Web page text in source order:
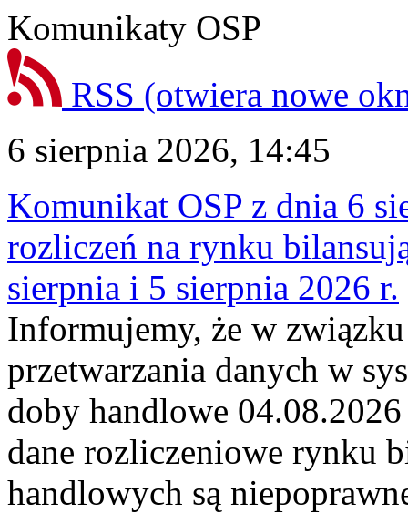
Komunikaty OSP
RSS (otwiera nowe
6 sierpnia 2026, 14:45
Komunikat OSP z dnia 6
rozliczeń na rynku
sierpnia i 5 sierpnia 2026 r.
Informujemy, że w
przetwarzania danych w
doby handlowe
dane rozliczeniowe rynku
handlowych są